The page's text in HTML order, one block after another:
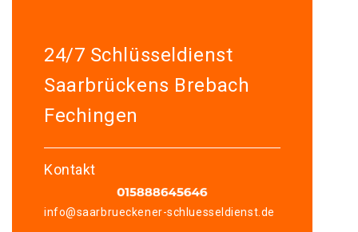
24/7 Schlüsseldienst
Saarbrückens Brebach
Fechingen
Kontakt
info@saarbrueckener-schluesseldienst.de